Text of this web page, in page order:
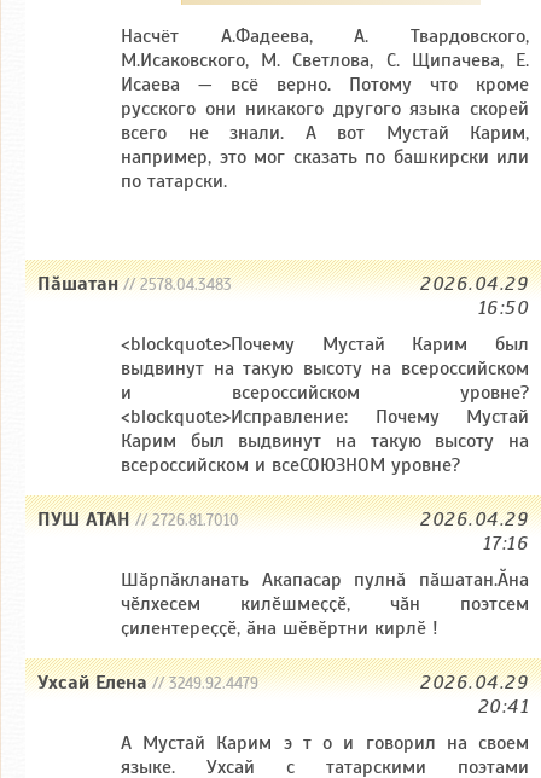
Насчёт А.Фадеева, А. Твардовского,
М.Исаковского, М. Светлова, С. Щипачева, Е.
Исаева — всё верно. Потому что кроме
русского они никакого другого языка скорей
всего не знали. А вот Мустай Карим,
например, это мог сказать по башкирски или
по татарски.
Пăшатан// 2578.04.3483
2026.04.29
16:50
<blockquote>Почему Мустай Карим был
выдвинут на такую высоту на всероссийском
и всероссийском уровне?
<blockquote>Исправление: Почему Мустай
Карим был выдвинут на такую высоту на
всероссийском и всеСОЮЗНОМ уровне?
ПУШ АТАН// 2726.81.7010
2026.04.29
17:16
Шӑрпӑкланать Акапасар пулнӑ пӑшатан.Ӑна
чӗлхесем килӗшмеҫҫӗ, чӑн поэтсем
ҫилентереҫҫӗ, ӑна шӗвӗртни кирлӗ !
Ухсай Елена// 3249.92.4479
2026.04.29
20:41
А Мустай Карим э т о и говорил на своем
языке. Ухсай с татарскими поэтами